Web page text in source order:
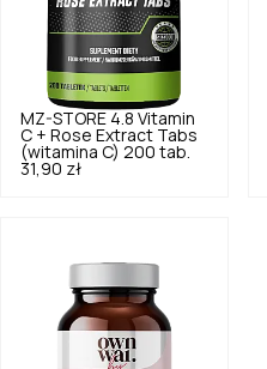
MZ-STORE 4.8 Vitamin
C + Rose Extract Tabs
(witamina C) 200 tab.
31,90 zł